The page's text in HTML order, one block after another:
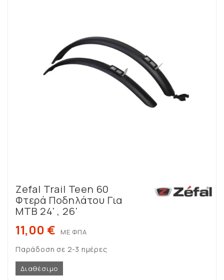
Zefal Trail Teen 60
Φτερά Ποδηλάτου Για
MTB 24' , 26'
11,00 € ΜΕ ΦΠΑ
Παράδοση σε 2-3 ημέρες
Διαθέσιμο